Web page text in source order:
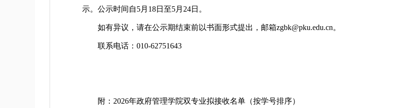
示。公示时间自5月18日至5月24日。
如有异议，请在公示期结束前以书面形式提出，邮箱zgbk@pku.edu.cn。
联系电话：010-62751643
附：2026年政府管理学院双专业拟接收名单（按学号排序）